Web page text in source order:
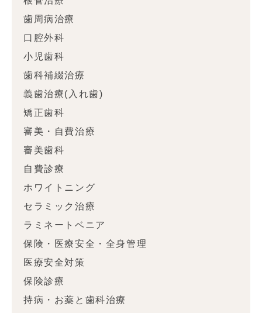
歯周病治療
口腔外科
小児歯科
歯科補綴治療
義歯治療(入れ歯)
矯正歯科
審美・自費治療
審美歯科
自費診療
ホワイトニング
セラミック治療
ラミネートベニア
保険・医療安全・全身管理
医療安全対策
保険診療
持病・お薬と歯科治療